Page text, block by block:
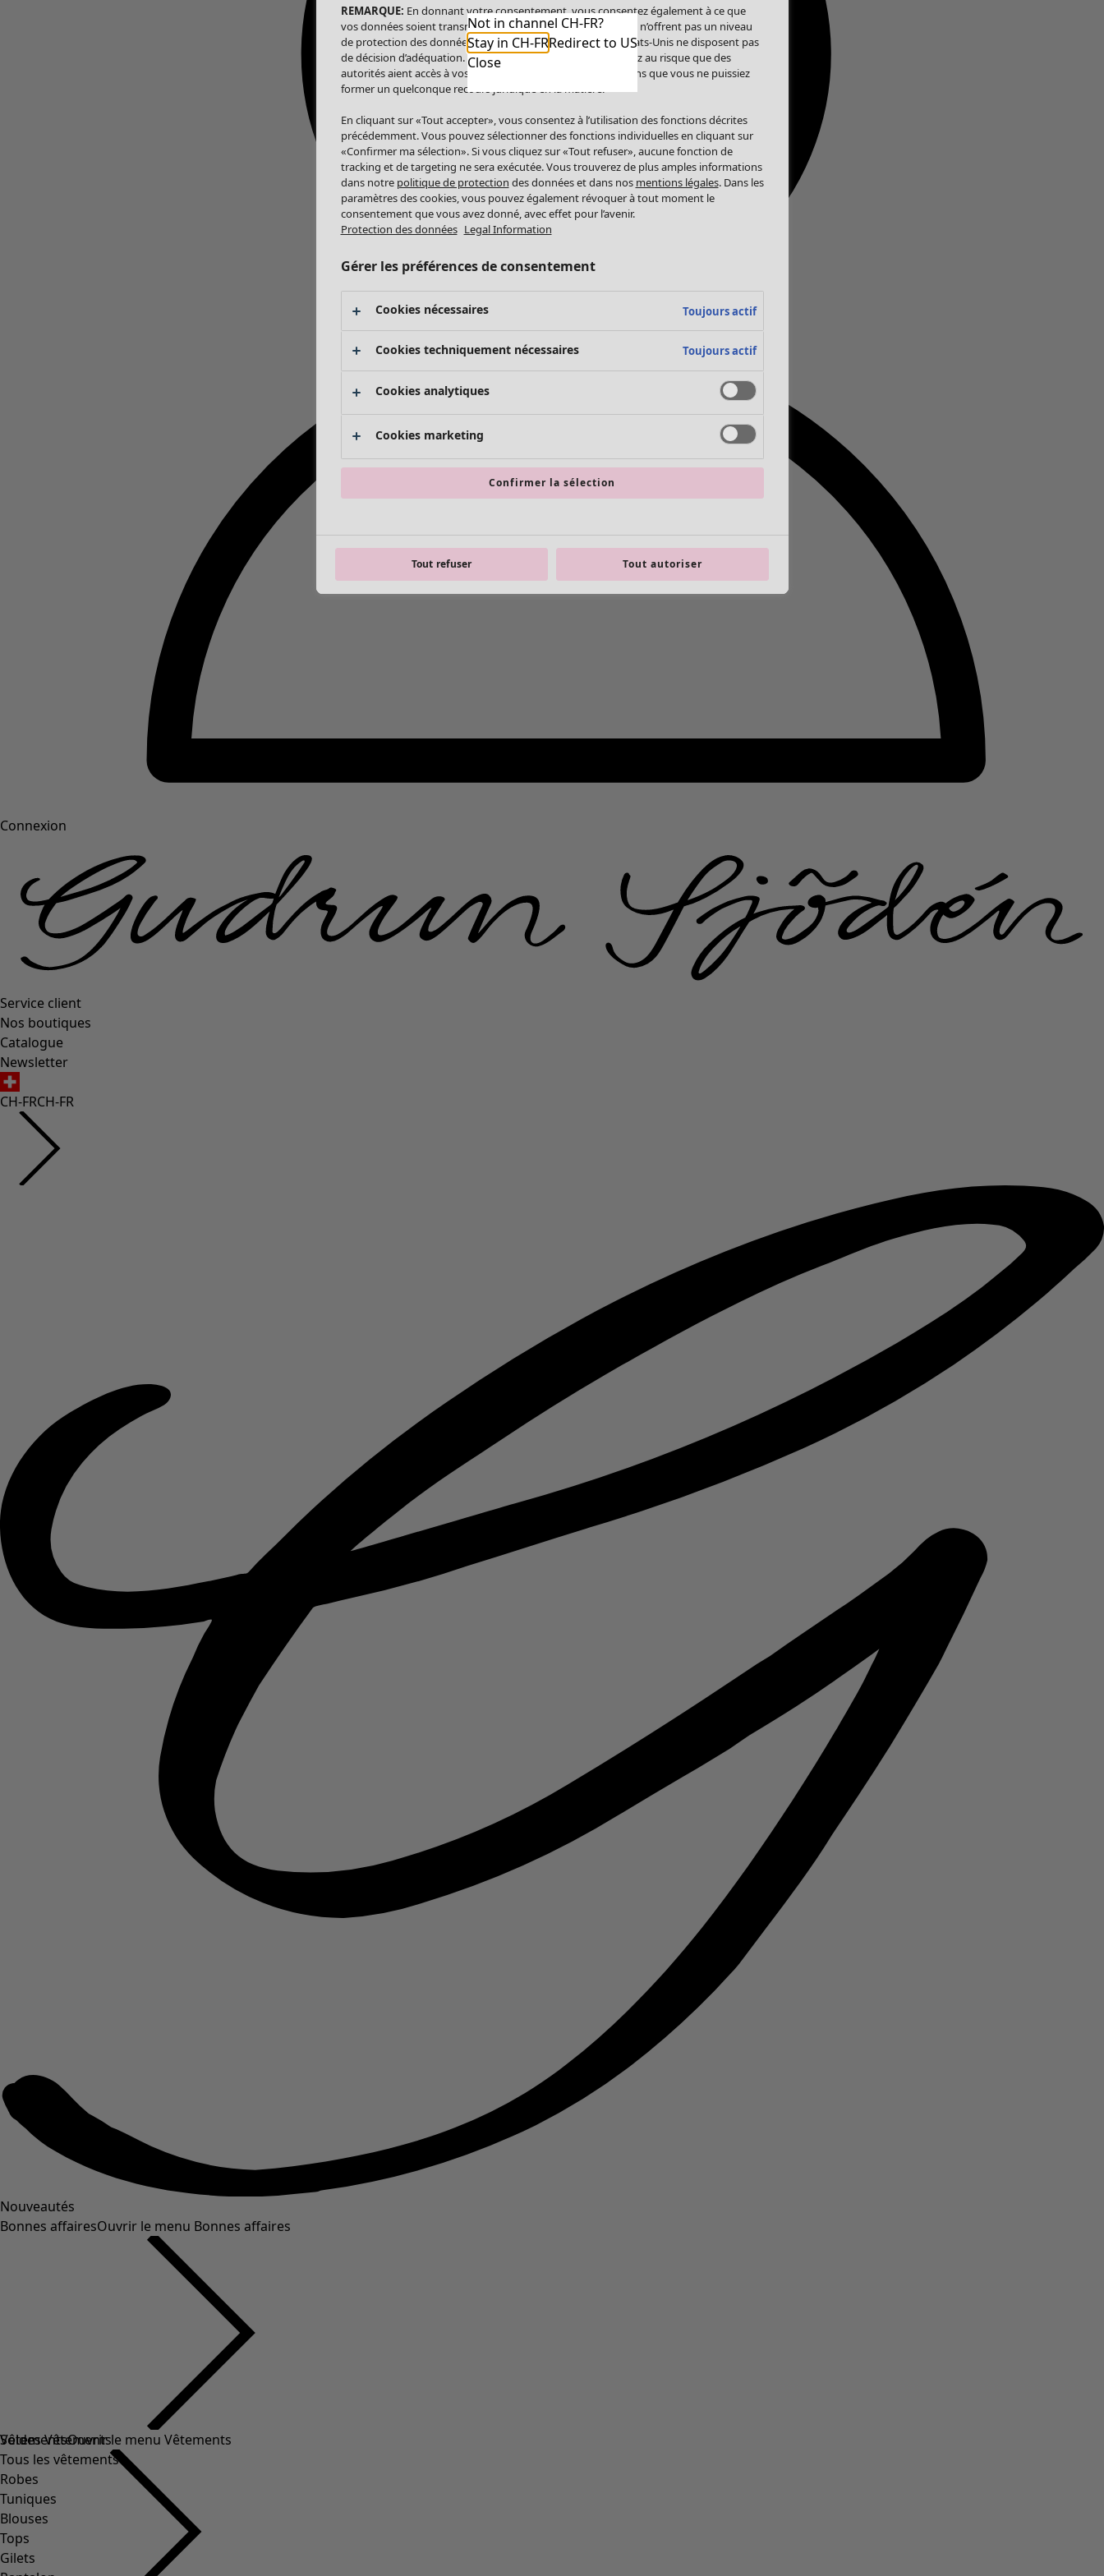
Connexion
Service client
Nos boutiques
Catalogue
Newsletter
CH-FRCH-FR
Nouveautés
Bonnes affairesOuvrir le menu Bonnes affaires
Soldes Vêtements
Tous les vêtements
Robes
Tuniques
Blouses
Tops
Gilets
VêtementsOuvrir le menu Vêtements
Not in channel CH-FR?
Stay in CH-FRRedirect to US
Close
REMARQUE: En donnant votre consentement, vous consentez également à ce que
vos données soient transmises aux États-Unis. Les États-Unis n’offrent pas un niveau
de protection des données comparable à celui de l’UE. Les États-Unis ne disposent pas
de décision d’adéquation. Par conséquent, vous vous exposez au risque que des
autorités aient accès à vos données à caractère personnel sans que vous ne puissiez
former un quelconque recours juridique en la matière.
En cliquant sur «Tout accepter», vous consentez à l’utilisation des fonctions décrites
précédemment. Vous pouvez sélectionner des fonctions individuelles en cliquant sur
«Confirmer ma sélection». Si vous cliquez sur «Tout refuser», aucune fonction de
tracking et de targeting ne sera exécutée. Vous trouverez de plus amples informations
dans notre politique de protection des données et dans nos mentions légales. Dans les
paramètres des cookies, vous pouvez également révoquer à tout moment le
consentement que vous avez donné, avec effet pour l’avenir.
Protection des données Legal Information
Gérer les préférences de consentement
Cookies nécessaires Toujours actif
Cookies techniquement nécessaires Toujours actif
Cookies analytiques
Cookies marketing
Confirmer la sélection
Tout refuser Tout autoriser